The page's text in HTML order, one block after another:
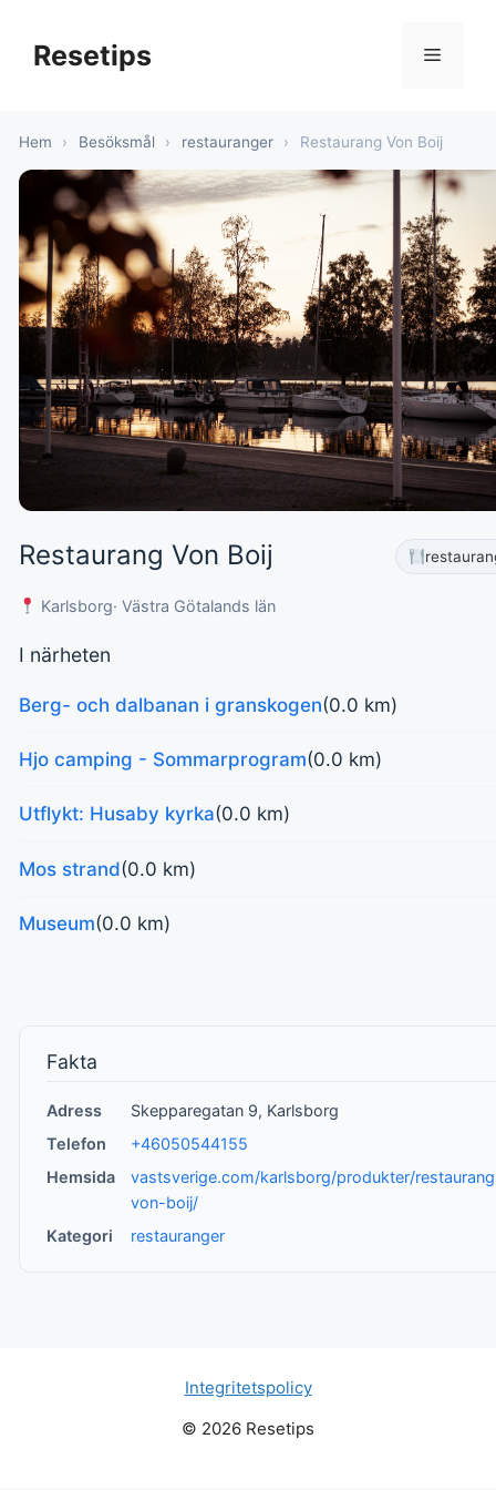
innehållResetips Meny
Hem › Besöksmål › restauranger › Restaurang Von Boij
Restaurang Von Boij
Karlsborg· Västra Götalands län
I närheten
Berg- och dalbanan i granskogen(0.0 km)
Hjo camping - Sommarprogram(0.0 km)
Utflykt: Husaby kyrka(0.0 km)
Mos strand(0.0 km)
Museum(0.0 km)
Fakta
Adress
Skepparegatan 9, Karlsborg
Telefon
+46050544155
Hemsida
vastsverige.com/karlsborg/produkter/
von-boij/
Kategori
restauranger
Integritetspolicy
© 2026 Resetips